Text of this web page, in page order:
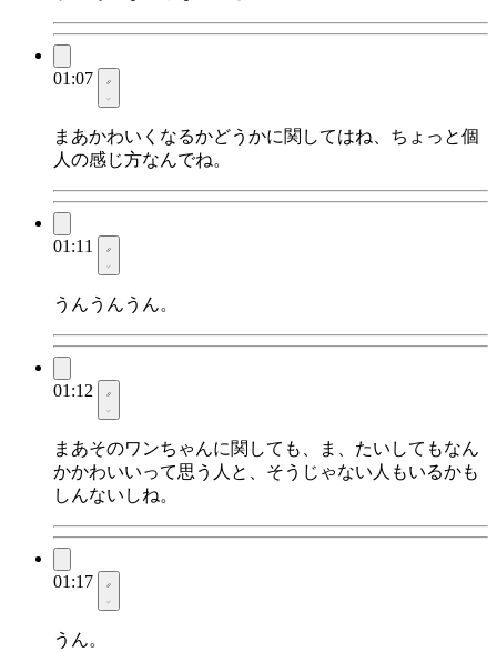
01:07
まあかわいくなるかどうかに関してはね、ちょっと個
人の感じ方なんでね。
01:11
うんうんうん。
01:12
まあそのワンちゃんに関しても、ま、たいしてもなん
かかわいいって思う人と、そうじゃない人もいるかも
しんないしね。
01:17
うん。